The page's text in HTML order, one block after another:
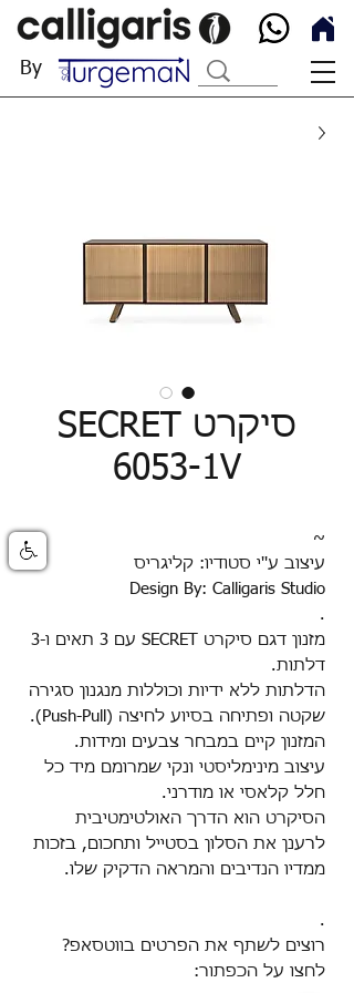
By
סיקרט SECRET
6053-1V
~
עיצוב ע''י סטודיו: קליגריס
Design By: Calligaris Studio
.
מזנון דגם סיקרט
SECRET
עם 3 תאים ו-3
דלתות.
הדלתות ללא ידיות וכוללות מנגנון סגירה
שקטה ופתיחה בסיוע לחיצה ( Push-Pull
).
המזנון קיים במבחר צבעים ומידות.
עיצוב מינימליסטי ונקי שמרומם מיד כל
חלל קלאסי או מודרני.
הסיקרט הוא הדרך האולטימטיבית
לרענן את הסלון בסטייל ותחכום, בזכות
ממדיו הנדיבים והמראה הדקיק שלו.
.
רוצים לשתף את הפרטים בווטסאפ?
לחצו על הכפתור: